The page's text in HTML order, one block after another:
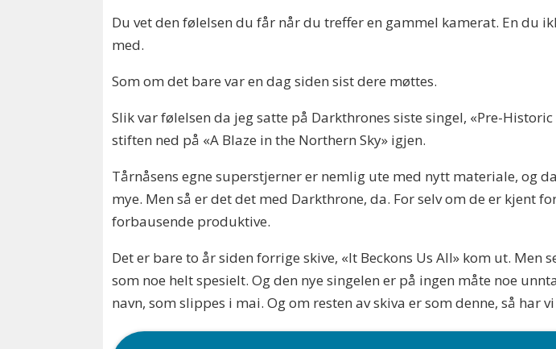
Du vet den følelsen du får når du treffer en gammel kamerat. En du
med.
Som om det bare var en dag siden sist dere møttes.
Slik var følelsen da jeg satte på Darkthrones siste singel, «Pre-
stiften ned på «A Blaze in the Northern Sky» igjen.
Tårnåsens egne superstjerner er nemlig ute med nytt materiale, og
mye. Men så er det det med Darkthrone, da. For selv om de er kjent
forbausende produktive.
Det er bare to år siden forrige skive, «It Beckons Us All» kom ut.
som noe helt spesielt. Og den nye singelen er på ingen måte noe
navn, som slippes i mai. Og om resten av skiva er som denne, så har